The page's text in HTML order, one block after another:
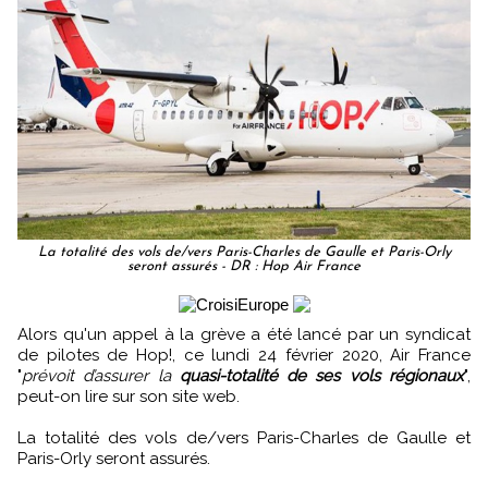
La totalité des vols de/vers Paris-Charles de Gaulle et Paris-Orly
seront assurés - DR : Hop Air France
Alors qu'un appel à la grève a été lancé par un syndicat
de pilotes de Hop!, ce lundi 24 février 2020, Air France
"prévoit d’assurer la quasi-totalité de ses vols régionaux",
peut-on lire sur son site web.
La totalité des vols de/vers Paris-Charles de Gaulle et
Paris-Orly seront assurés.